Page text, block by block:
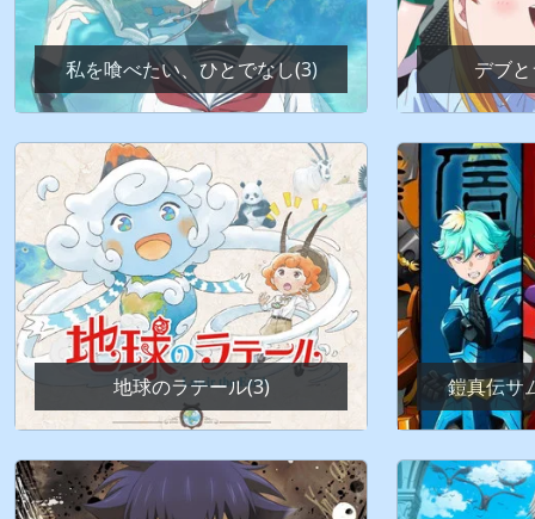
私を喰べたい、ひとでなし(3) デブ
地球のラテール(3) 鎧真伝サ